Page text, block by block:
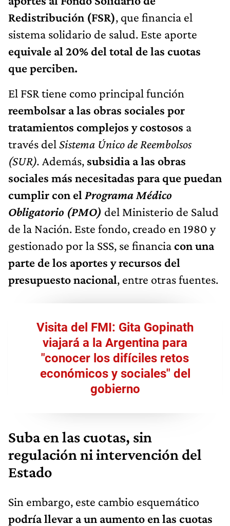
Redistribución (FSR), que financia el
sistema solidario de salud. Este aporte
equivale al 20% del total de las cuotas
que perciben.
El FSR tiene como principal función
reembolsar a las obras sociales por
tratamientos complejos y costosos a
través del Sistema Único de Reembolsos
(SUR). Además, subsidia a las obras
sociales más necesitadas para que puedan
cumplir con el Programa Médico
Obligatorio (PMO) del Ministerio de Salud
de la Nación. Este fondo, creado en 1980 y
gestionado por la SSS, se financiacon una
parte de los aportes y recursos del
presupuesto nacional, entre otras fuentes.
Visita del FMI: Gita Gopinath
viajará a la Argentina para
"conocer los difíciles retos
económicos y sociales" del
gobierno
Suba en las cuotas, sin
regulación ni intervención del
Estado
Sin embargo, este cambio esquemático
podría llevar a un aumento en las cuotas